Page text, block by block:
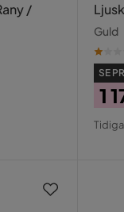
/
Guld
SE
1